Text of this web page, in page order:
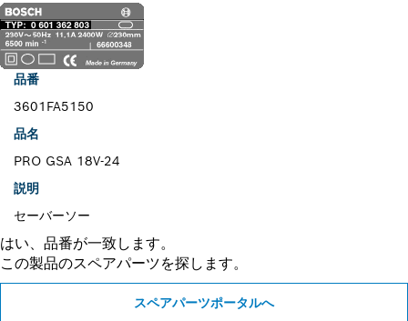
品番
3601FA5150
品名
PRO GSA 18V-24
説明
セーバーソー
はい、品番が一致します。
この製品のスペアパーツを探します。
スペアパーツポータルへ